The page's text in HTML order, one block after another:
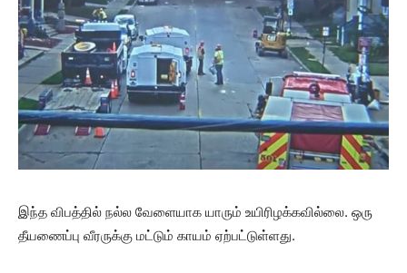
இந்த விபத்தில் நல்ல வேளையாக யாரும் உயிரிழக்கவில்லை. ஒரு
தீயணைப்பு வீரருக்கு மட்டும் காயம் ஏற்பட்டுள்ளது.